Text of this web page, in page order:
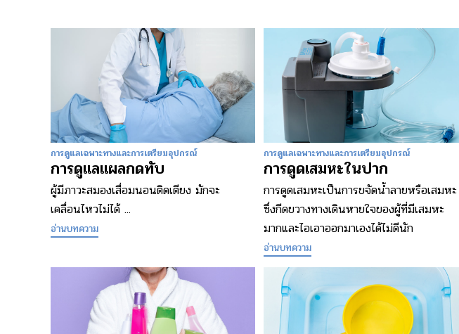
การดูแลเฉพาะทางและการเตรียมอุปกรณ์
การดูแลแผลกดทับ
ผู้มีภาวะสมองเสื่อมนอนติดเตียง มักจะ
เคลื่อนไหวไม่ได้ ...
อ่านบทความ
การดูแลเฉพาะทางและการเตรียมอุปกรณ์
การดูดเสมหะในปาก
การดูดเสมหะเป็นการขจัดน้ำลายหรือเสมหะ
ซึ่งกีดขวางทางเดินหายใจของผู้ที่มีเสมหะ
มากและไอเอาออกมาเองได้ไม่ดีนัก
อ่านบทความ